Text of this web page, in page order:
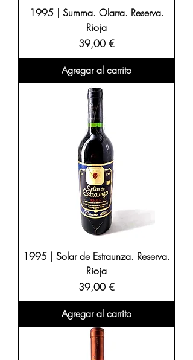
1995 | Summa. Olarra. Reserva.
Rioja
Precio
39,00 €
Agregar al carrito
1995 | Solar de Estraunza. Reserva.
Rioja
Precio
39,00 €
Agregar al carrito